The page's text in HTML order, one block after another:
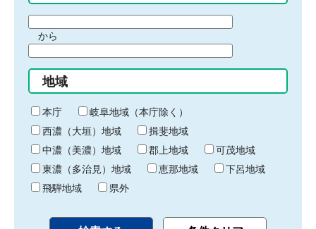
間
始
り
から
間
終
わ
り
地域
本庁
岐阜地域（本庁除く）
西濃（大垣）地域
揖斐地域
中濃（美濃）地域
郡上地域
可茂地域
東濃（多治見）地域
恵那地域
下呂地域
飛騨地域
県外